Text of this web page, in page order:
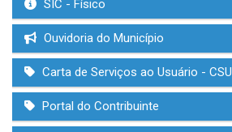
SIC - Físico
Ouvidoria do Município
Carta de Serviços ao Usuário - CSU
Portal do Contribuinte